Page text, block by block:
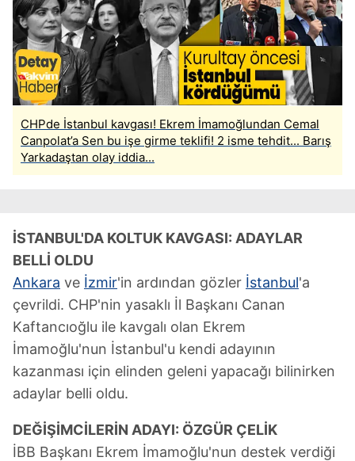
CHPde İstanbul kavgası! Ekrem İmamoğlundan Cemal
Canpolat’a Sen bu işe girme teklifi! 2 isme tehdit... Barış
Yarkadaştan olay iddia...
İSTANBUL'DA KOLTUK KAVGASI: ADAYLAR
BELLİ OLDU
Ankara ve İzmir'in ardından gözler İstanbul'a
çevrildi. CHP'nin yasaklı İl Başkanı Canan
Kaftancıoğlu ile kavgalı olan Ekrem
İmamoğlu'nun İstanbul'u kendi adayının
kazanması için elinden geleni yapacağı bilinirken
adaylar belli oldu.
DEĞİŞİMCİLERİN ADAYI: ÖZGÜR ÇELİK
İBB Başkanı Ekrem İmamoğlu'nun destek verdiği